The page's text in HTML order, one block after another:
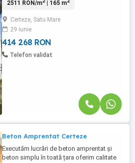
Certeze, chiar pe strada principală – o
permanentă sau investiție. Detalii
esențiale: Localitate: Certeze, județul Satu
Mare Caracteristici construcție: An ...
2511 RON/m | 165 m
Certeze, Satu Mare
29 iunie
414 268 RON
Telefon validat
Beton Amprentat Certeze
Executăm lucrări de beton amprentat și
beton simplu în toată țara oferim calitate